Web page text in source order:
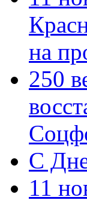
на
250
С
11